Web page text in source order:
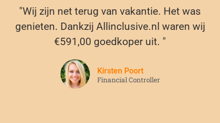
"Wij zijn net terug van vakantie. Het was
genieten. Dankzij Allinclusive.nl waren wij
€591,00 goedkoper uit. "
Kirsten Poort
Financial Controller